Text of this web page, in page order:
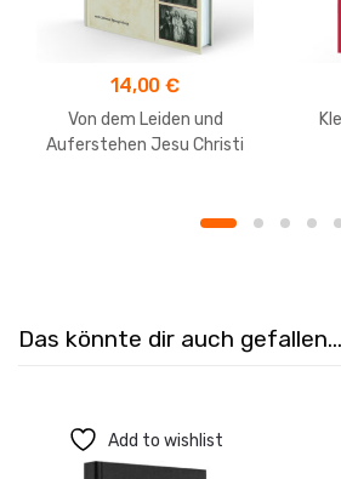
14,00€
Von dem Leiden und
Auferstehen Jesu Christi
Das könnte dir auch gefallen…
Add to wishlist